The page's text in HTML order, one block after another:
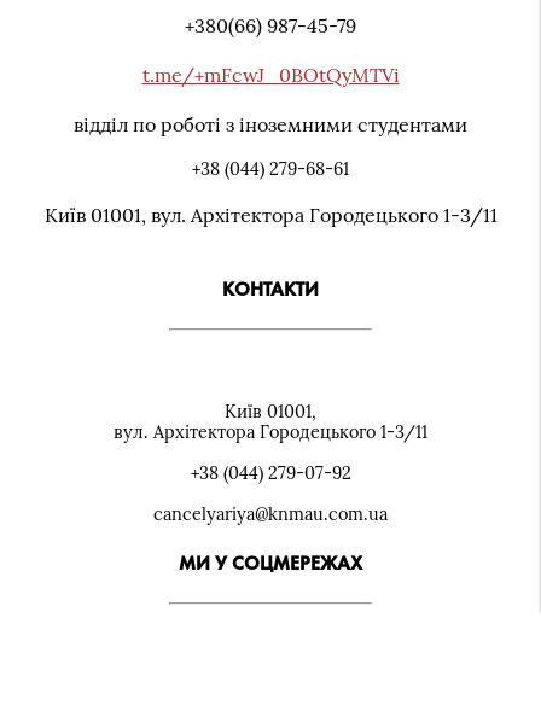
+380(66) 987-45-79
t.me/+mFcwJ_0BOtQyMTVi
відділ по роботі з іноземними студентами
+38 (044) 279-68-61
Київ 01001, вул. Архiтектора Городецького 1-3/11
КОНТАКТИ
Київ 01001,
вул. Архiтектора Городецького 1-3/11
+38 (044) 279-07-92
cancelyariya@knmau.com.ua
МИ У СОЦМЕРЕЖАХ